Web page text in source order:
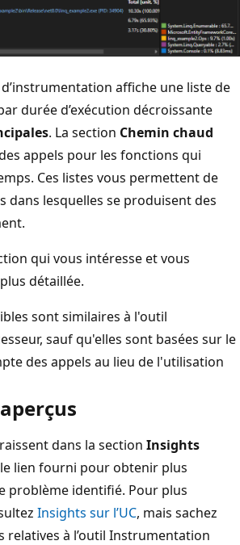
affiche une liste de
durée d’exécution décroissante
. La section Chemin chaud
appels pour les fonctions qui
Ces listes vous permettent de
dans lesquelles se produisent des
qui vous intéresse et vous
détaillée.
sont similaires à l'outil
sauf qu'elles sont basées sur le
des appels au lieu de l'utilisation
dans la section Insights
lien fourni pour obtenir plus
problème identifié. Pour plus
Insights sur l’UC, mais sachez
relatives à l’outil Instrumentation